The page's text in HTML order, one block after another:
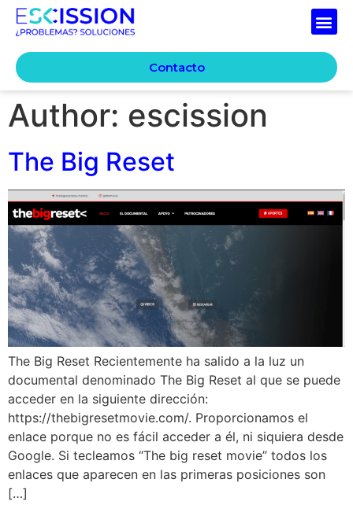
Contacto
Author: escission
The Big Reset
The Big Reset Recientemente ha salido a la luz un
documental denominado The Big Reset al que se puede
acceder en la siguiente dirección:
https://thebigresetmovie.com/. Proporcionamos el
enlace porque no es fácil acceder a él, ni siquiera desde
Google. Si tecleamos “The big reset movie” todos los
enlaces que aparecen en las primeras posiciones son
[…]